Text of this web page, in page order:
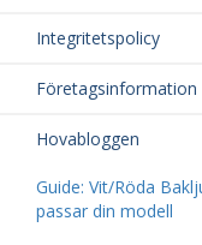
Integritetspolicy
Företagsinformation
Hovabloggen
Guide: Vit/Röda
passar din modell